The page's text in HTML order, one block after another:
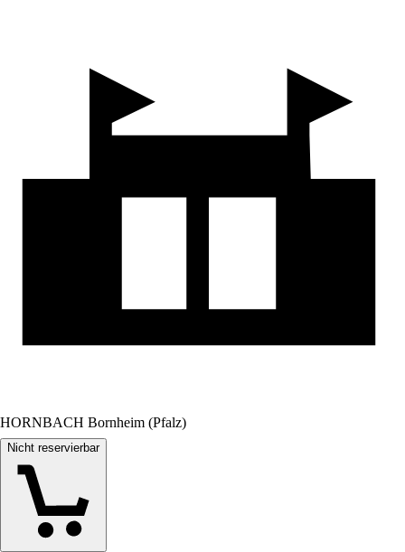
HORNBACH Bornheim (Pfalz)
Nicht reservierbar